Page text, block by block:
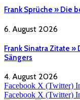
Frank Sprüche » Die
6. August 2026
Frank Sinatra Zitate
Sängers
4. August 2026
Facebook X (Twitter)
Facebook X (Twitter)